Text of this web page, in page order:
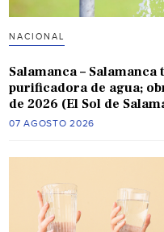
NACIONAL
Salamanca –
purificadora de agua;
de 2026 (El Sol de
07 AGOSTO 2026